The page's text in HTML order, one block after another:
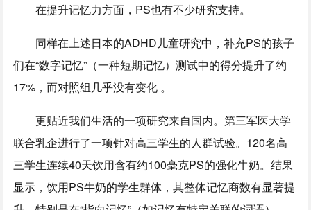
在提升记忆力方面，PS也有不少研究支持。
同样在上述日本的ADHD儿童研究中，补充PS的孩子
们在“数字记忆”（一种短期记忆）测试中的得分提升了约
17%，而对照组几乎没有变化 。
更贴近我们生活的一项研究来自国内。第三军医大学
联合乳企进行了一项针对高三学生的人群试验。120名高
三学生连续40天饮用含有约100毫克PS的强化牛奶。结果
显示，饮用PS牛奶的学生群体，其整体记忆商数有显著提